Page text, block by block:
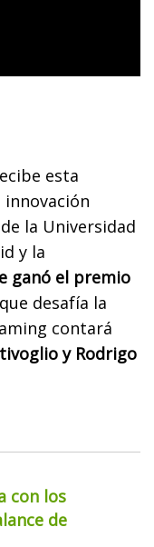
esta
la Universidad
y la
ganó el premio
desafía la
contará
y Rodrigo
con los
de